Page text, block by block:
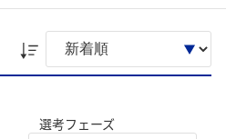
選考フェーズ